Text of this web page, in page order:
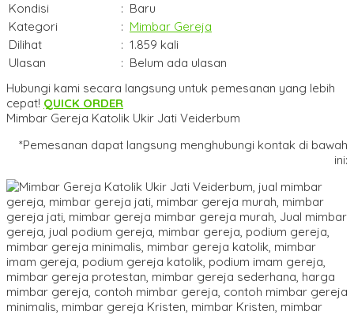
Kondisi
: Baru
Kategori
: Mimbar Gereja
Dilihat
: 1.859 kali
Ulasan
: Belum ada ulasan
Hubungi kami secara langsung untuk pemesanan yang lebih
cepat! QUICK ORDER
Mimbar Gereja Katolik Ukir Jati Veiderbum
*Pemesanan dapat langsung menghubungi kontak di bawah
ini: